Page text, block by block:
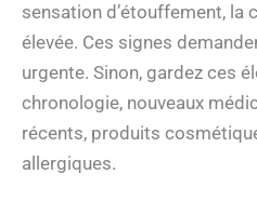
sensation d’étouffement, la
élevée. Ces signes
urgente. Sinon, gardez ces
chronologie, nouveaux
récents, produits
allergiques.